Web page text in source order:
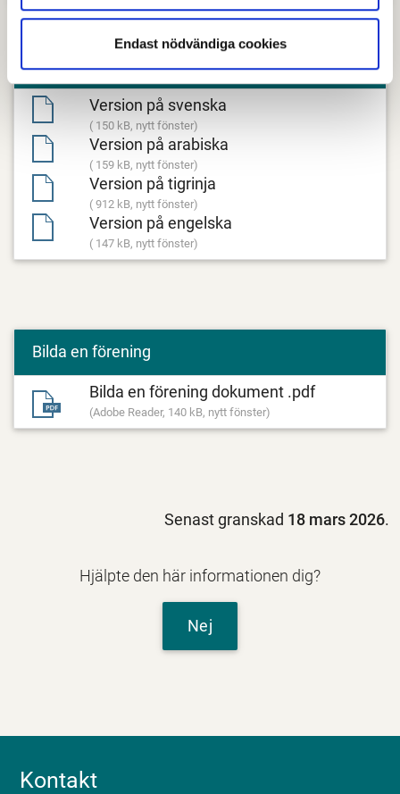
Endast nödvändiga cookies
Vad är en förening?
Version på svenska
( 150 kB, nytt fönster)
Version på arabiska
( 159 kB, nytt fönster)
Version på tigrinja
( 912 kB, nytt fönster)
Version på engelska
( 147 kB, nytt fönster)
Bilda en förening
Bilda en förening dokument .pdf
(Adobe Reader, 140 kB, nytt fönster)
Senast granskad 18 mars 2026.
Hjälpte den här informationen dig?
Nej
Kontakt